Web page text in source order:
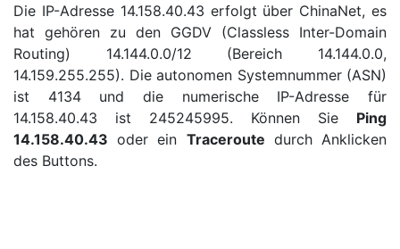
Die IP-Adresse 14.158.40.43 erfolgt über ChinaNet, es
hat gehören zu den GGDV (Classless Inter-Domain
Routing) 14.144.0.0/12 (Bereich 14.144.0.0,
14.159.255.255). Die autonomen Systemnummer (ASN)
ist 4134 und die numerische IP-Adresse für
14.158.40.43 ist 245245995. Können Sie Ping
14.158.40.43 oder ein Traceroute durch Anklicken
des Buttons.